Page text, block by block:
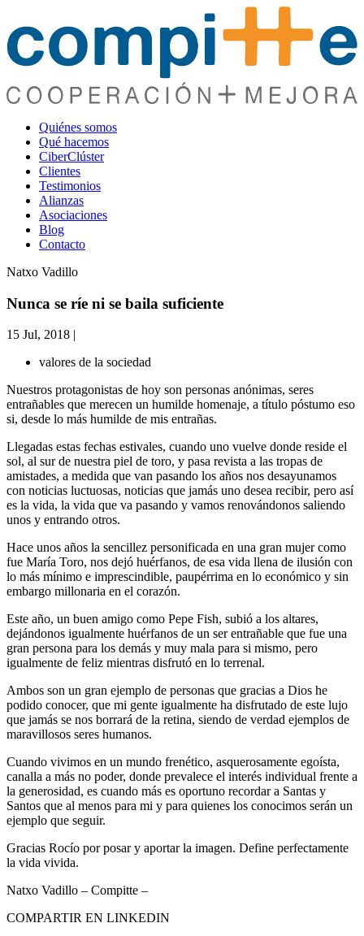
Quiénes somos
Qué hacemos
CiberClúster
Clientes
Testimonios
Alianzas
Asociaciones
Blog
Contacto
Natxo Vadillo
Nunca se ríe ni se baila suficiente
15 Jul, 2018 |
valores de la sociedad
Nuestros protagonistas de hoy son personas anónimas, seres
entrañables que merecen un humilde homenaje, a título póstumo eso
si, desde lo más humilde de mis entrañas.
Llegadas estas fechas estivales, cuando uno vuelve donde reside el
sol, al sur de nuestra piel de toro, y pasa revista a las tropas de
amistades, a medida que van pasando los años nos desayunamos
con noticias luctuosas, noticias que jamás uno desea recibir, pero así
es la vida, la vida que va pasando y vamos renovándonos saliendo
unos y entrando otros.
Hace unos años la sencillez personificada en una gran mujer como
fue María Toro, nos dejó huérfanos, de esa vida llena de ilusión con
lo más mínimo e imprescindible, paupérrima en lo económico y sin
embargo millonaria en el corazón.
Este año, un buen amigo como Pepe Fish, subió a los altares,
dejándonos igualmente huérfanos de un ser entrañable que fue una
gran persona para los demás y muy mala para si mismo, pero
igualmente de feliz mientras disfrutó en lo terrenal.
Ambos son un gran ejemplo de personas que gracias a Dios he
podido conocer, que mi gente igualmente ha disfrutado de este lujo
que jamás se nos borrará de la retina, siendo de verdad ejemplos de
maravillosos seres humanos.
Cuando vivimos en un mundo frenético, asquerosamente egoísta,
canalla a más no poder, donde prevalece el interés individual frente a
la generosidad, es cuando más es oportuno recordar a Santas y
Santos que al menos para mi y para quienes los conocimos serán un
ejemplo que seguir.
Gracias Rocío por posar y aportar la imagen. Define perfectamente
la vida vivida.
Natxo Vadillo – Compitte –
COMPARTIR EN LINKEDIN